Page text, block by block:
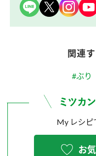
関連
#ぶり
My レシピ
お